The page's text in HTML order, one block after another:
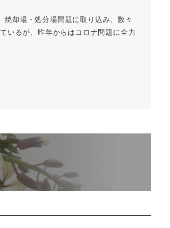
却場・処分場問題に取り込み、数々
いるが、昨年からはコロナ問題に全力